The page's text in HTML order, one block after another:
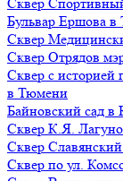
Бульвар Ершова
Сквер
Сквер Отрядов
Сквер с историей
в Тюмени
Байновский сад в
Сквер К.Я.
Сквер
Сквер по ул.